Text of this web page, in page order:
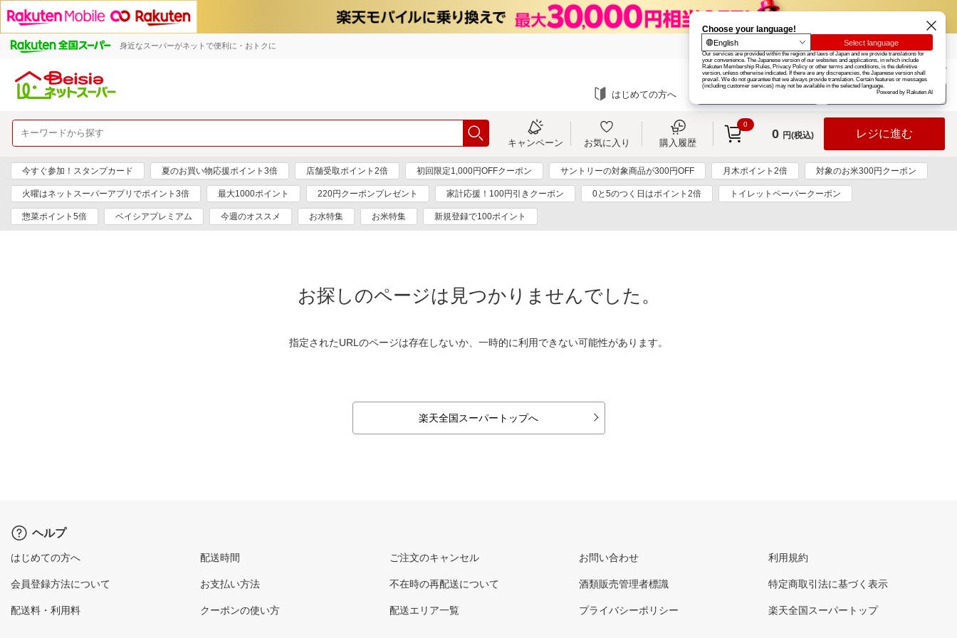
身近なスーパーがネットで便利に・おトクに 楽天グループ カード
お知らせ ヘルプ
はじめての方へ ログイン
キャンペーン お気に入り 購入履歴
0
0 円(税込) レジに進む
今すぐ参加！スタンプカード 夏のお買い物応援ポイント3倍 店舗受取ポイント2倍 初回限定1,000円OFFクーポン サントリーの対象商品が300円OFF 月木ポイント2倍 対象のお米300円クーポン
火曜はネットスーパーアプリでポイント3倍 最大1000ポイント 220円クーポンプレゼント 家計応援！100円引きクーポン 0と5のつく日はポイント2倍 トイレットペーパークーポン
惣菜ポイント5倍 ベイシアプレミアム 今週のオススメ お水特集 お米特集 新規登録で100ポイント
お探しのページは見つかりませんでした。
指定されたURLのページは存在しないか、一時的に利用できない可能性があります。
楽天全国スーパートップへ
ヘルプ
はじめての方へ
会員登録方法について
配送料・利用料
配送時間
お支払い方法
クーポンの使い方
ご注文のキャンセル
不在時の再配送について
配送エリア一覧
お問い合わせ
酒類販売管理者標識
プライバシーポリシー
利用規約
特定商取引法に基づく表示
楽天全国スーパートップ